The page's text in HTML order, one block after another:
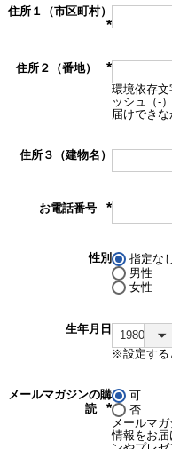
住所１（市区町村）
住所２（番地）
(必
須)環境依存
ッシュ（‐
届けでき
住所３（建物名）
お電話番号
(必
性別
指定な
男性
女性
生年月日
※設定する
メールマガジンの購
読
須)
可
否
メールマ
情報をお